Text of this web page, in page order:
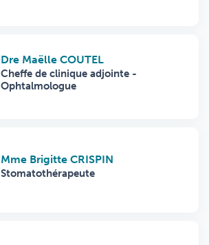
Dre Maëlle COUTEL
Cheffe de clinique adjointe -
Ophtalmologue
Mme Brigitte CRISPIN
Stomatothérapeute